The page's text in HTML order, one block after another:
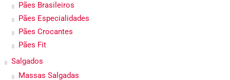
Pães Brasileiros
Pães Especialidades
Pães Crocantes
Pães Fit
Salgados
Massas Salgadas